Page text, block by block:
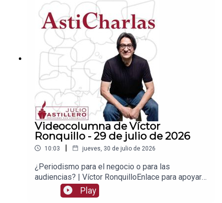
PayPal:https://www.paypal.me/julioastilleroCuent
a para hacer transferencias a cuenta BBVA a
nombre de Julio Hernández López:
1539408017CLABE: 012 320 01539408017
2Tienda:https://julioastillerotienda.com/
Videocolumna de Víctor
Ronquillo - 29 de julio de 2026
10:03 | jueves, 30 de julio de 2026
¿Periodismo para el negocio o para las
audiencias? | Víctor RonquilloEnlace para apoyar
Patreon:https://www.patreon.com/julioastilleroEnl
Play